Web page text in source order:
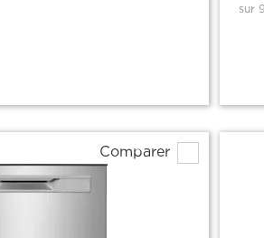
sur
Comparer